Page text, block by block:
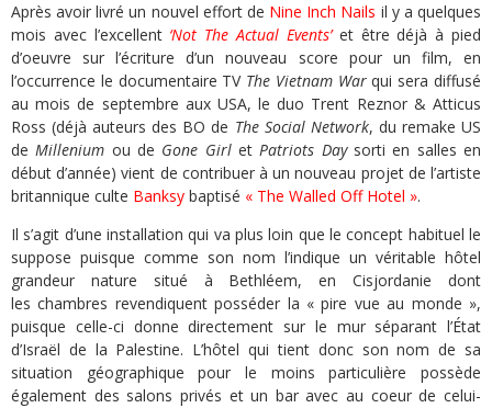
Après avoir livré un nouvel effort de Nine Inch Nails il y a quelques
mois avec l’excellent ‘Not The Actual Events’et être déjà à pied
d’oeuvre sur l’écriture d’un nouveau score pour un film, en
l’occurrence le documentaire TV The Vietnam Warqui sera diffusé
au mois de septembre aux USA, le duo Trent Reznor & Atticus
Ross (déjà auteurs des BO de The Social Network, du remake US
deMillenium ou de Gone GirletPatriots Daysorti en salles en
début d’année) vient de contribuer à un nouveau projet de l’artiste
britannique culte Banksy baptisé « The Walled Off Hotel ».
Il s’agit d’une installation qui va plus loin que le concept habituel le
suppose puisque comme son nom l’indique un véritable hôtel
grandeur nature situé à Bethléem, en Cisjordanie dont
les chambres revendiquent posséder la « pire vue au monde »,
puisque celle-ci donne directement sur le mur séparant l’État
d’Israël de la Palestine. L’hôtel qui tient donc son nom de sa
situation géographique pour le moins particulière possède
également des salons privés et un bar avec au coeur de celui-